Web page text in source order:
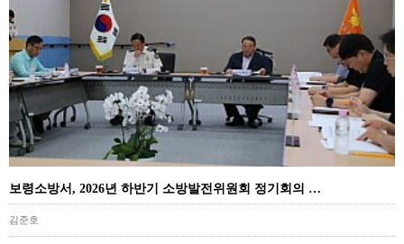
보령소방서, 2026년 하반기 소방발전위원회 정기회의 …
김준호